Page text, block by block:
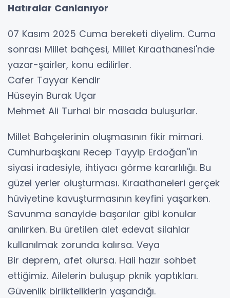
Hatıralar Canlanıyor
07 Kasım 2025 Cuma bereketi diyelim. Cuma
sonrası Millet bahçesi, Millet Kıraathanesi'nde
yazar-şairler, konu edilirler.
Cafer Tayyar Kendir
Hüseyin Burak Uçar
Mehmet Ali Turhal bir masada buluşurlar.
Millet Bahçelerinin oluşmasının fikir mimari.
Cumhurbaşkanı Recep Tayyip Erdoğan''ın
siyasi iradesiyle, ihtiyacı görme kararlılığı. Bu
güzel yerler oluşturması. Kıraathaneleri gerçek
hüviyetine kavuşturmasının keyfini yaşarken.
Savunma sanayide başarılar gibi konular
anılırken. Bu üretilen alet edevat silahlar
kullanılmak zorunda kalırsa. Veya
Bir deprem, afet olursa. Hali hazır sohbet
ettiğimiz. Ailelerin buluşup pknik yaptıkları.
Güvenlik birlikteliklerin yaşandığı.